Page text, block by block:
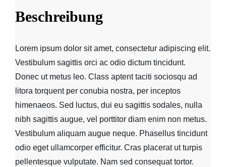
Beschreibung
Lorem ipsum dolor sit amet, consectetur adipiscing elit.
Vestibulum sagittis orci ac odio dictum tincidunt.
Donec ut metus leo. Class aptent taciti sociosqu ad
litora torquent per conubia nostra, per inceptos
himenaeos. Sed luctus, dui eu sagittis sodales, nulla
nibh sagittis augue, vel porttitor diam enim non metus.
Vestibulum aliquam augue neque. Phasellus tincidunt
odio eget ullamcorper efficitur. Cras placerat ut turpis
pellentesque vulputate. Nam sed consequat tortor.